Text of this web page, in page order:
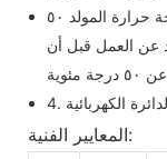
٣. إنذار ارتفاع درجة الحرارة، عندما تتجاوز درجة حرارة المولد ٥٠
عن العمل قبل أن
المعايير الفنية: